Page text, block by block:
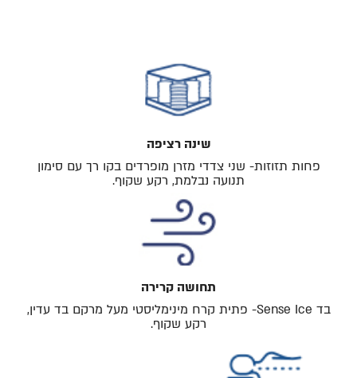
שינה רציפה
פחות תזוזות- שני צדדי מזרן מופרדים בקו רך עם סימון
תנועה נבלמת, רקע שקוף.
תחושה קרירה
בד Sense Ice- פתית קרח מינימליסטי מעל מרקם בד עדין,
רקע שקוף.